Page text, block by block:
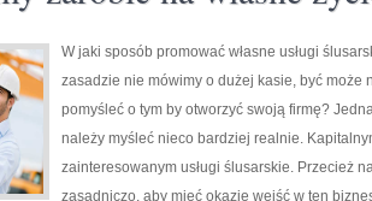
W jaki sposób promować własne usługi
zasadzie nie mówimy o dużej kasie, być
pomyśleć o tym by otworzyć swoją firmę?
należy myśleć nieco bardziej realnie.
zainteresowanym usługi ślusarskie. Przecież
zasadniczo, aby mieć okazję wejść w ten